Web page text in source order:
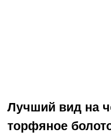
Лучший вид на
торфяное